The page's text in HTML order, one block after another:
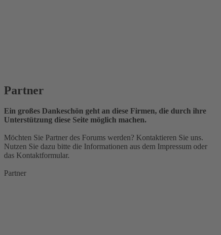
Partner
Ein großes Dankeschön geht an diese Firmen, die durch ihre
Unterstützung diese Seite möglich machen.
Möchten Sie Partner des Forums werden? Kontaktieren Sie uns.
Nutzen Sie dazu bitte die Informationen aus dem Impressum oder
das Kontaktformular.
Partner